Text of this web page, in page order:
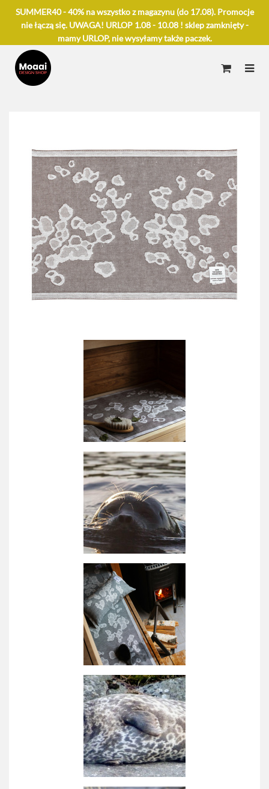
SUMMER40 - 40% na wszystko z magazynu (do 17.08). Promocje
nie łączą się. UWAGA! URLOP 1.08 - 10.08 ! sklep zamknięty -
mamy URLOP, nie wysyłamy także paczek.